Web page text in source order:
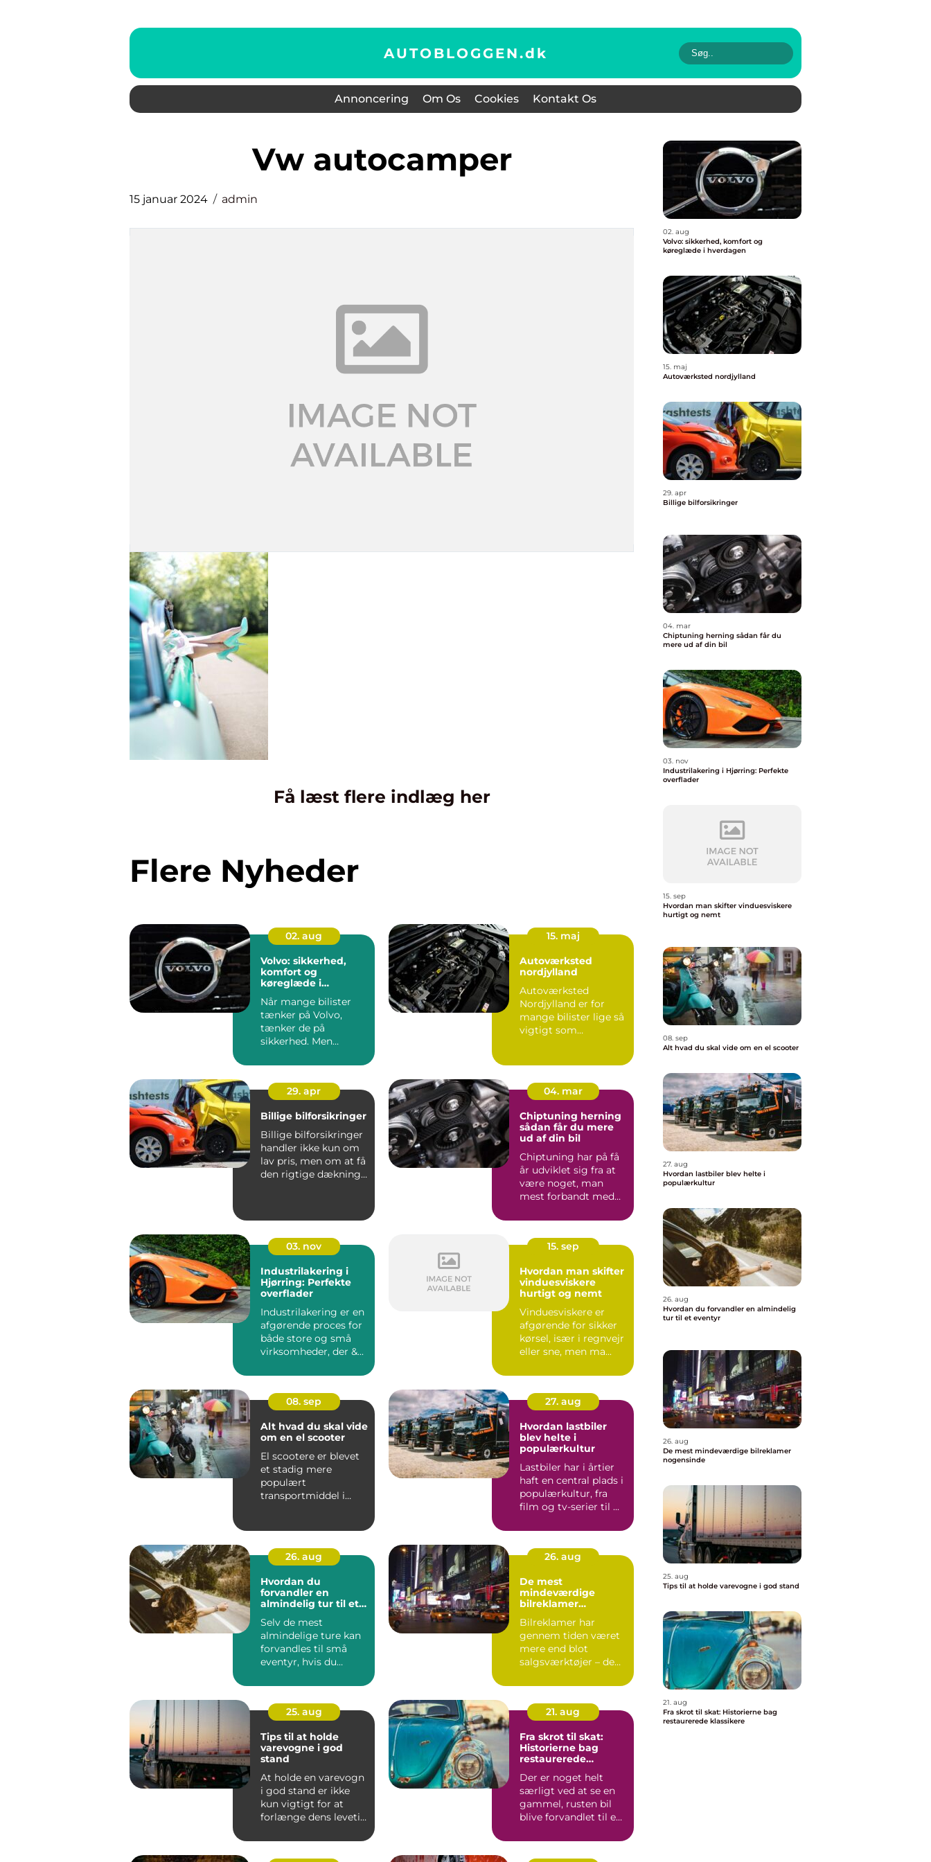
AUTOBLOGGEN.dk
Annoncering Om Os Cookies Kontakt Os
vw autocamper
15 januar 2024 admin
Få læst flere indlæg her
Flere Nyheder
02. aug
Volvo: sikkerhed,
komfort og
køreglæde i
Når mange bilister
tænker på Volvo,
tænker de på
sikkerhed. Men
15. maj
Autoværksted
nordjylland
Autoværksted
Nordjylland er for
mange bilister lige så
vigtigt som
29. apr
Billige bilforsikringer
Billige bilforsikringer
handler ikke kun om
lav pris, men om at få
den rigtige dækning
04. mar
Chiptuning herning
sådan får du mere
ud af din bil
Chiptuning har på få
år udviklet sig fra at
være noget, man
mest forbandt med
03. nov
Industrilakering i
Hjørring: Perfekte
overflader
Industrilakering er en
afgørende proces for
både store og små
virksomheder, der &...
15. sep
Hvordan man skifter
vinduesviskere
hurtigt og nemt
Vinduesviskere er
afgørende for sikker
kørsel, især i regnvejr
eller sne, men ma...
08. sep
Alt hvad du skal vide
om en el scooter
El scootere er blevet
et stadig mere
populært
transportmiddel i
27. aug
Hvordan lastbiler
blev helte i
populærkultur
Lastbiler har i årtier
haft en central plads i
populærkultur, fra
film og tv-serier til ...
26. aug
Hvordan du
forvandler en
almindelig tur til et
Selv de mest
almindelige ture kan
forvandles til små
eventyr, hvis du
med...
26. aug
De mest
mindeværdige
bilreklamer
Bilreklamer har
gennem tiden været
mere end blot
salgsværktøjer – de
25. aug
Tips til at holde
varevogne i god
stand
At holde en varevogn
i god stand er ikke
kun vigtigt for at
forlænge dens levetid
21. aug
Fra skrot til skat:
Historierne bag
restaurerede
Der er noget helt
særligt ved at se en
gammel, rusten bil
blive forvandlet til en
02. aug
Volvo: sikkerhed, komfort og
køreglæde i hverdagen
15. maj
Autoværksted nordjylland
29. apr
Billige bilforsikringer
04. mar
Chiptuning herning sådan får du
mere ud af din bil
03. nov
Industrilakering i Hjørring: Perfekte
overflader
15. sep
Hvordan man skifter vinduesviskere
hurtigt og nemt
08. sep
Alt hvad du skal vide om en el scooter
27. aug
Hvordan lastbiler blev helte i
populærkultur
26. aug
Hvordan du forvandler en almindelig
tur til et eventyr
26. aug
De mest mindeværdige bilreklamer
nogensinde
25. aug
Tips til at holde varevogne i god stand
21. aug
Fra skrot til skat: Historierne bag
restaurerede klassikere